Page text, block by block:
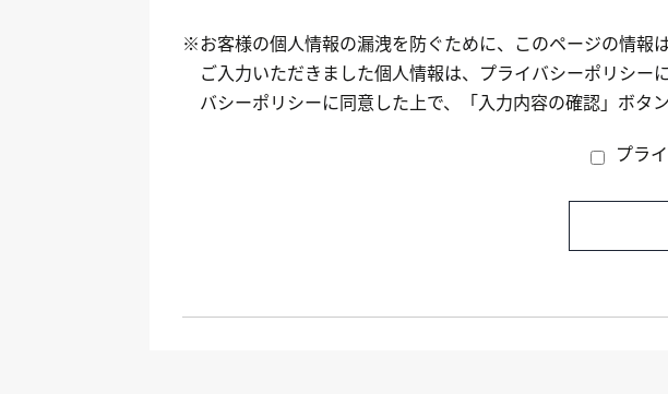
※お客様の個人情報の漏洩を防ぐために、このページの情報
ご入力いただきました個人情報は、プライバシーポリシー
バシーポリシーに同意した上で、「入力内容の確認」ボタ
プラ